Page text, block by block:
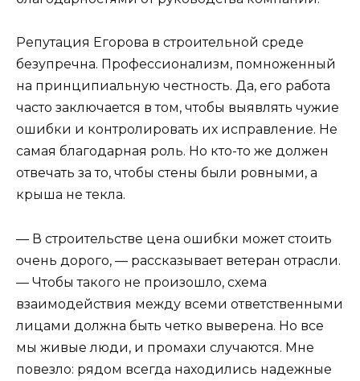
Репутация Егорова в строительной среде
безупречна. Профессионализм, помноженный
на принципиальную честность. Да, его работа
часто заключается в том, чтобы выявлять чужие
ошибки и контролировать их исправление. Не
самая благодарная роль. Но кто-то же должен
отвечать за то, чтобы стены были ровными, а
крыша не текла.
— В строительстве цена ошибки может стоить
очень дорого, — рассказывает ветеран отрасли.
— Чтобы такого не произошло, схема
взаимодействия между всеми ответственными
лицами должна быть четко выверена. Но все
мы живые люди, и промахи случаются. Мне
повезло: рядом всегда находились надежные